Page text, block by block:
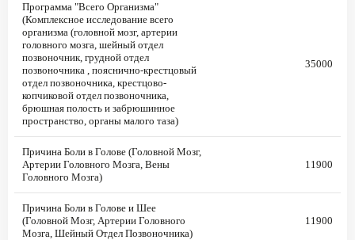
Программа "Всего Организма"
(Комплексное исследование всего
организма (головной мозг, артерии
головного мозга, шейный отдел
позвоночник, грудной отдел
позвоночника , пояснично-крестцовый
отдел позвоночника, крестцово-
копчиковой отдел позвоночника,
брюшная полость и забрюшинное
пространство, органы малого таза)
35000
Причина Боли в Голове (Головной Мозг,
Артерии Головного Мозга, Вены
Головного Мозга)
11900
Причина Боли в Голове и Шее
(Головной Мозг, Артерии Головного
Мозга, Шейный Отдел Позвоночника)
11900